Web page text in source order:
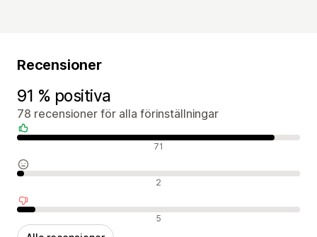
Recensioner
91 % positiva
78 recensioner för alla förinställningar
Positiva recensioner 71
Neutrala recensioner 2
Negativa recensioner 5